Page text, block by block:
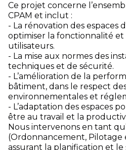
Ce projet concerne
CPAM et inclut :
- La rénovation des espaces
optimiser la fonctionnalité
utilisateurs.
- La mise aux normes des
techniques et de sécurité.
- L’amélioration de la
bâtiment, dans le respect
environnementales et
- L’adaptation des espaces
être au travail et la
Nous intervenons en tant
(Ordonnancement, Pilotage
assurant la planification et